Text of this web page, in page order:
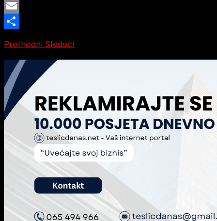
WhatsApp
Email
Prethodni Sledeći